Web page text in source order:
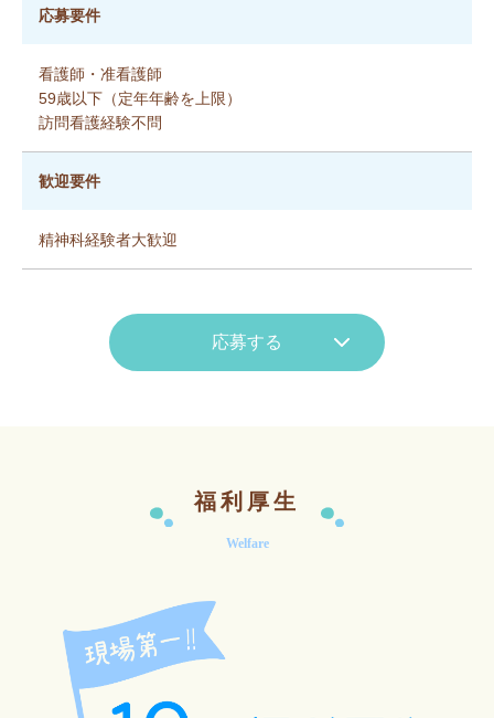
応募要件
看護師・准看護師
59歳以下（定年年齢を上限）
訪問看護経験不問
歓迎要件
精神科経験者大歓迎
応募する
福利厚生
Welfare